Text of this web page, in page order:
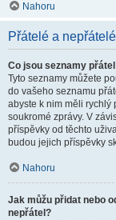
Nahoru
Přátelé a nepřátelé
Co jsou seznamy
Tyto seznamy můžete
do vašeho seznamu
abyste k nim měli
soukromé zprávy. V
příspěvky od těchto
budou jejich příspěvky
Nahoru
Jak můžu přidat nebo
nepřátel?